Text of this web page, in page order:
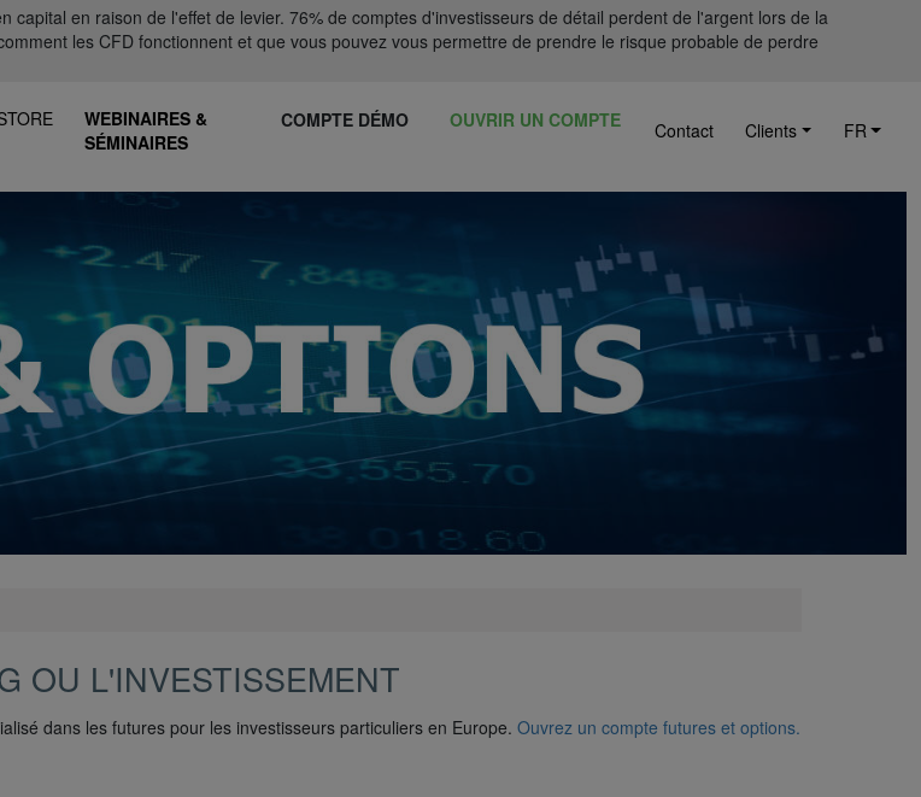
en raison de l'effet de levier. 76% de comptes d'investisseurs de détail perdent de l'argent lors de la
les CFD fonctionnent et que vous pouvez vous permettre de prendre le risque probable de perdre
WEBINAIRES &
SÉMINAIRES
COMPTE DÉMO OUVRIR UN COMPTE Contact Clients FR
OU L'INVESTISSEMENT
dans les futures pour les investisseurs particuliers en Europe. Ouvrez un compte futures et options.